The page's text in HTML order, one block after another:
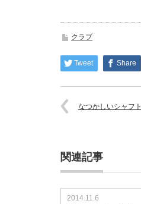
クラブ
Tweet Share
なつかしいシャフト
関連記事
2014.11.6